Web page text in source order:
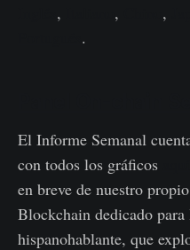
, , ,
.
El Informe Semanal
con todos los gráficos
en breve de nuestro
Blockchain dedicado
hispanohablante, que